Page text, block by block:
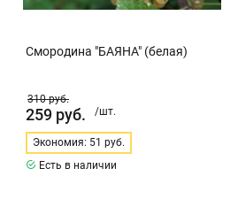
Смородина "БАЯНА" (белая)
310руб.
259 руб. /шт.
Экономия: 51 руб.
Есть в наличии